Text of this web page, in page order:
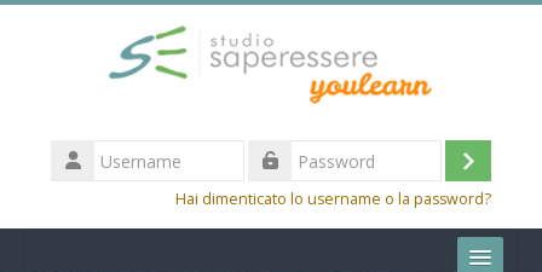
Username
Login
Hai dimenticato lo username o la password?